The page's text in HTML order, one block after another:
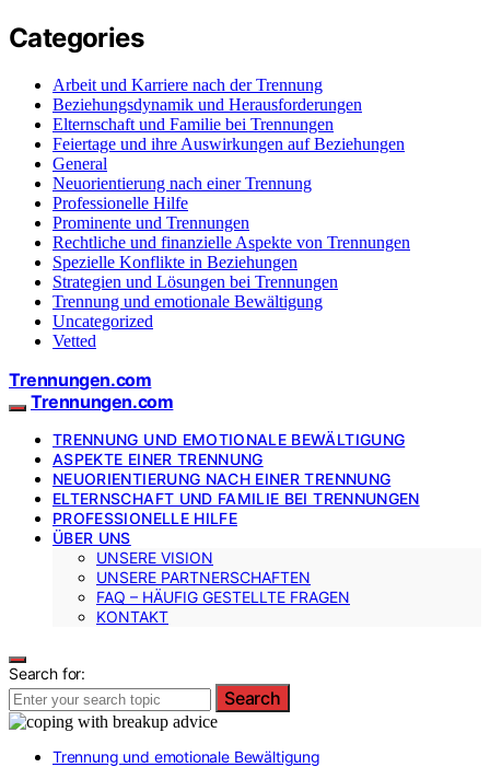
Categories
Arbeit und Karriere nach der Trennung
Beziehungsdynamik und Herausforderungen
Elternschaft und Familie bei Trennungen
Feiertage und ihre Auswirkungen auf Beziehungen
General
Neuorientierung nach einer Trennung
Professionelle Hilfe
Prominente und Trennungen
Rechtliche und finanzielle Aspekte von Trennungen
Spezielle Konflikte in Beziehungen
Strategien und Lösungen bei Trennungen
Trennung und emotionale Bewältigung
Uncategorized
Vetted
Trennungen.com
Trennungen.com
TRENNUNG UND EMOTIONALE BEWÄLTIGUNG
ASPEKTE EINER TRENNUNG
NEUORIENTIERUNG NACH EINER TRENNUNG
ELTERNSCHAFT UND FAMILIE BEI TRENNUNGEN
PROFESSIONELLE HILFE
ÜBER UNS
UNSERE VISION
UNSERE PARTNERSCHAFTEN
FAQ – HÄUFIG GESTELLTE FRAGEN
KONTAKT
Search for:
Search
Trennung und emotionale Bewältigung